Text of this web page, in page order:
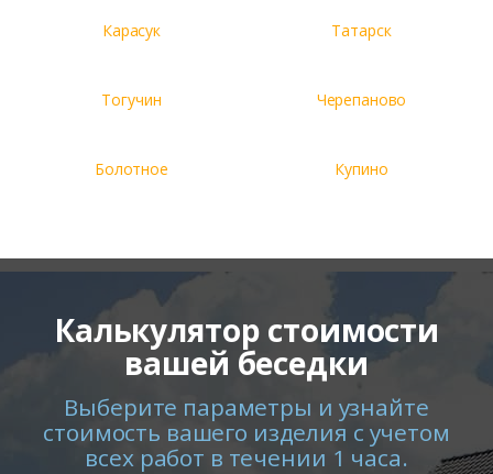
Карасук Татарск
Тогучин Черепаново
Болотное Купино
Калькулятор стоимости
вашей беседки
Выберите параметры и узнайте
стоимость вашего изделия с учетом
всех работ в течении 1 часа.